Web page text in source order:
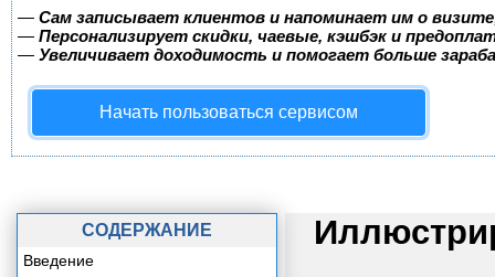
— Сам записывает клиентов и напоминает им о
— Персонализирует скидки, чаевые, кэшбэк и
— Увеличивает доходимость и помогает больше
Начать пользоваться сервисом
СОДЕРЖАНИЕ
Введение